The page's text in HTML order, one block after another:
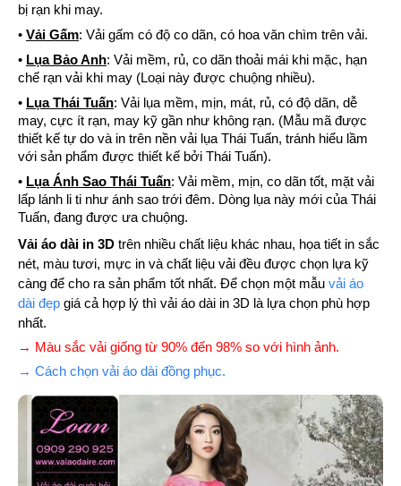
bị rạn khi may.
• Vải Gấm: Vải gấm có độ co dãn, có hoa văn chìm trên vải.
• Lụa Bảo Anh: Vải mềm, rủ, co dãn thoải mái khi mặc, hạn
chế rạn vải khi may (Loại này được chuộng nhiều).
• Lụa Thái Tuấn: Vải lụa mềm, mịn, mát, rủ, có độ dãn, dễ
may, cực ít rạn, may kỹ gần như không rạn. (Mẫu mã được
thiết kế tự do và in trên nền vải lụa Thái Tuấn, tránh hiểu lầm
với sản phẩm được thiết kế bởi Thái Tuấn).
• Lụa Ánh Sao Thái Tuấn: Vải mềm, mịn, co dãn tốt, mặt vải
lấp lánh li ti như ánh sao trới đêm. Dòng lụa này mới của Thái
Tuấn, đang được ưa chuộng.
Vải áo dài in 3D trên nhiều chất liệu khác nhau, họa tiết in sắc
nét, màu tươi, mực in và chất liệu vải đều được chọn lựa kỹ
càng để cho ra sản phẩm tốt nhất. Để chọn một mẫu vải áo
dài đẹp giá cả hợp lý thì vải áo dài in 3D là lựa chọn phù hợp
nhất.
→ Màu sắc vải giống từ 90% đến 98% so với hình ảnh.
→ Cách chọn vải áo dài đồng phục.